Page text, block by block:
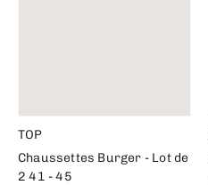
TOP
Chaussettes Burger - Lot de
2 41 - 45